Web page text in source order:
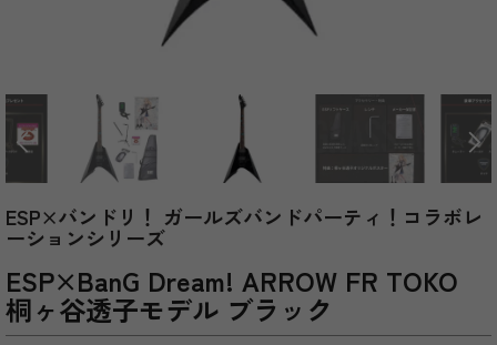
ESP×バンドリ！ ガールズバンドパーティ！コラボレ
ーションシリーズ
ESP×BanG Dream! ARROW FR TOKO
桐ヶ谷透子モデル ブラック